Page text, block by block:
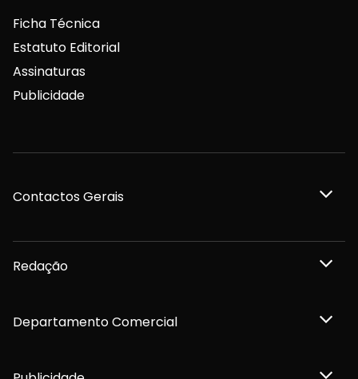
Ficha Técnica
Estatuto Editorial
Assinaturas
Publicidade
Contactos Gerais
Redação
Departamento Comercial